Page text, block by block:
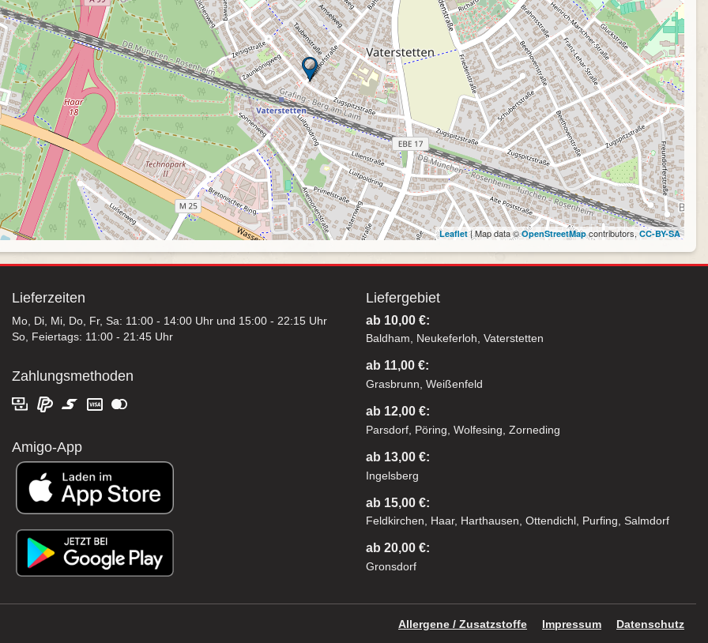
Leaflet| Map data ©OpenStreetMapcontributors, CC-BY-SA
Lieferzeiten
Mo, Di, Mi, Do, Fr, Sa: 11:00 - 14:00 Uhr und 15:00 - 22:15 Uhr
So, Feiertags: 11:00 - 21:45 Uhr
Zahlungsmethoden
Amigo-App
Liefergebiet
ab 10,00 €:
Baldham, Neukeferloh, Vaterstetten
ab 11,00 €:
Grasbrunn, Weißenfeld
ab 12,00 €:
Parsdorf, Pöring, Wolfesing, Zorneding
ab 13,00 €:
Ingelsberg
ab 15,00 €:
Feldkirchen, Haar, Harthausen, Ottendichl, Purfing, Salmdorf
ab 20,00 €:
Gronsdorf
Allergene / Zusatzstoffe Impressum Datenschutz